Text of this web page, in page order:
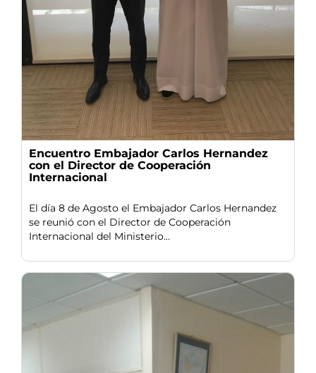
Encuentro Embajador Carlos Hernandez
con el Director de Cooperación
Internacional
El día 8 de Agosto el Embajador Carlos Hernandez
se reunió con el Director de Cooperación
Internacional del Ministerio...